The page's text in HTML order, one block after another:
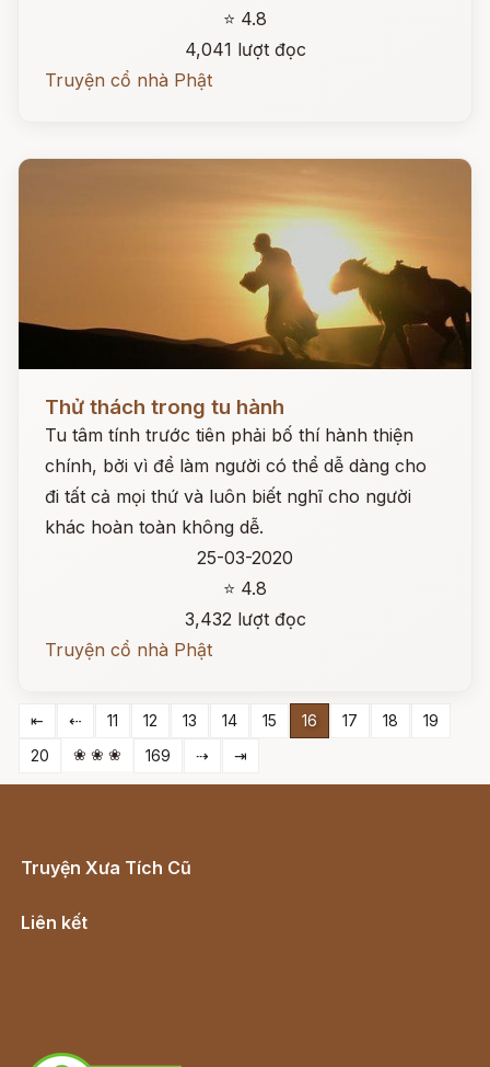
⭐ 4.8
4,041 lượt đọc
Truyện cổ nhà Phật
Thử thách trong tu hành
Tu tâm tính trước tiên phải bố thí hành thiện
chính, bởi vì để làm người có thể dễ dàng cho
đi tất cả mọi thứ và luôn biết nghĩ cho người
khác hoàn toàn không dễ.
25-03-2020
⭐ 4.8
3,432 lượt đọc
Truyện cổ nhà Phật
⇤ ⇠ 11 12 13 14 15 16 17 18
19
20
❀ ❀ ❀ 169 ⇢ ⇥
Truyện Xưa Tích Cũ
Liên kết